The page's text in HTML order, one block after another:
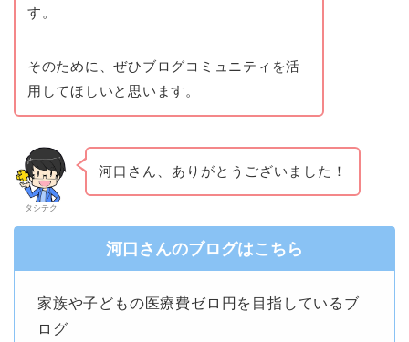
す。
そのために、ぜひブログコミュニティを活
用してほしいと思います。
タシテク
河口さん、ありがとうございました！
河口さんのブログはこちら
家族や子どもの医療費ゼロ円を目指しているブ
ログ